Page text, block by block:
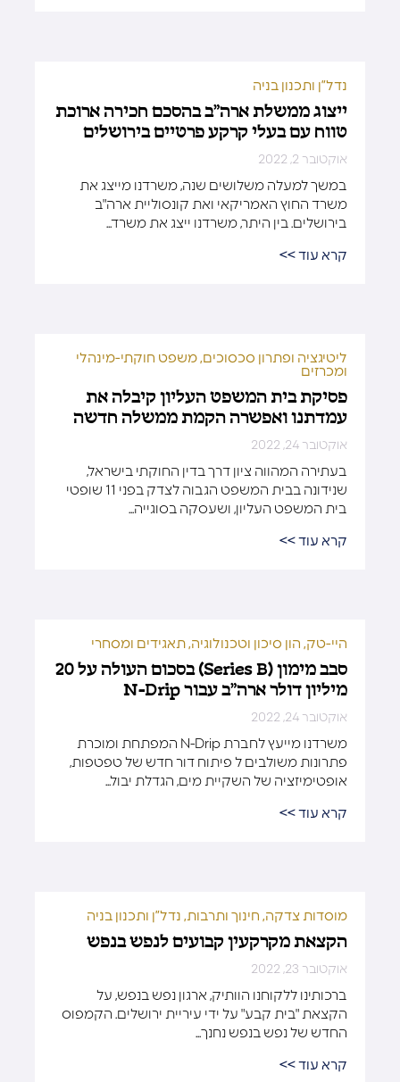
נדל”ן ותכנון בניה
ייצוג ממשלת ארה”ב בהסכם חכירה ארוכת
טווח עם בעלי קרקע פרטיים בירושלים
אוקטובר 2, 2022
במשך למעלה משלושים שנה, משרדנו מייצג את
משרד החוץ האמריקאי ואת קונסוליית ארה"ב
בירושלים. בין היתר, משרדנו ייצג את משרד...
קרא עוד >>
ליטיגציה ופתרון סכסוכים, משפט חוקתי-מינהלי
ומכרזים
פסיקת בית המשפט העליון קיבלה את
עמדתנו ואפשרה הקמת ממשלה חדשה
אוקטובר 24, 2022
בעתירה המהווה ציון דרך בדין החוקתי בישראל,
שנידונה בבית המשפט הגבוה לצדק בפני 11 שופטי
בית המשפט העליון, ושעסקה בסוגייה...
קרא עוד >>
היי-טק, הון סיכון וטכנולוגיה, תאגידים ומסחרי
סבב מימון (Series B) בסכום העולה על 20
מיליון דולר ארה”ב עבור N-Drip
אוקטובר 24, 2022
משרדנו מייעץ לחברת N-Drip המפתחת ומוכרת
פתרונות משולבים ל פיתוח דור חדש של טפטפות,
אופטימיזציה של השקיית מים, הגדלת יבול...
קרא עוד >>
מוסדות צדקה, חינוך ותרבות, נדל”ן ותכנון בניה
הקצאת מקרקעין קבועים לנפש בנפש
אוקטובר 23, 2022
ברכותינו ללקוחנו הוותיק, ארגון נפש בנפש, על
הקצאת "בית קבע" על ידי עיריית ירושלים. הקמפוס
החדש של נפש בנפש נחנך...
קרא עוד >>